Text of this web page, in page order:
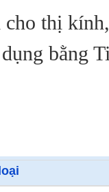
cho thị
bằng